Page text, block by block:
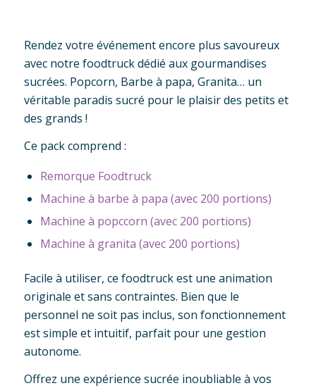
Rendez votre événement encore plus savoureux
avec notre foodtruck dédié aux gourmandises
sucrées. Popcorn, Barbe à papa, Granita… un
véritable paradis sucré pour le plaisir des petits et
des grands !
Ce pack comprend :
Remorque Foodtruck
Machine à barbe à papa (avec 200 portions)
Machine à popccorn (avec 200 portions)
Machine à granita (avec 200 portions)
Facile à utiliser, ce foodtruck est une animation
originale et sans contraintes. Bien que le
personnel ne soit pas inclus, son fonctionnement
est simple et intuitif, parfait pour une gestion
autonome.
Offrez une expérience sucrée inoubliable à vos